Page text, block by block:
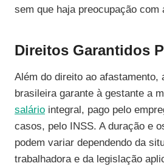
sem que haja preocupação com
Direitos Garantidos
Além do direito ao afastamento,
brasileira garante à gestante a
salário integral, pago pelo
casos, pelo INSS. A duração e
podem variar dependendo da
trabalhadora e da legislação